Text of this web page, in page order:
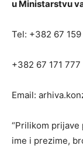
u Ministarstvu
Tel: +382 67
+382 67 171 777
Email:
“Prilikom
ime i prezime,